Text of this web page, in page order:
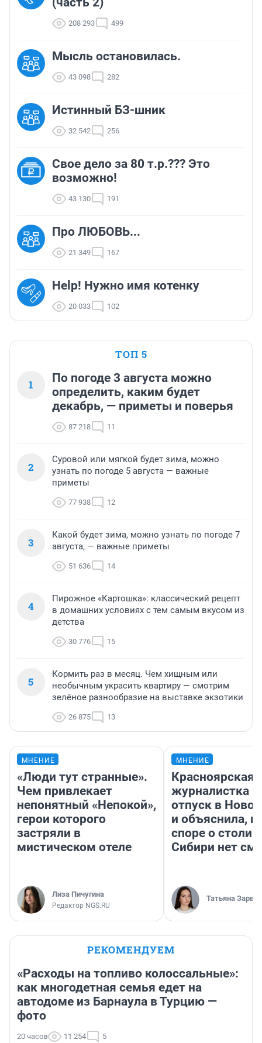
208 293 499
Мысль остановилась.
43 098 282
Истинный БЗ-шник
32 542 256
Свое дело за 80 т.р.??? Это
возможно!
43 130 191
Про ЛЮБОВЬ...
21 349 167
Help! Нужно имя котенку
20 033 102
ТОП 5
1
По погоде 3 августа можно
определить, каким будет
декабрь, — приметы и поверья
87 218 11
2
Суровой или мягкой будет зима, можно
узнать по погоде 5 августа — важные
приметы
77 938 12
3
Какой будет зима, можно узнать по погоде 7
августа, — важные приметы
51 636 14
4
Пирожное «Картошка»: классический рецепт
в домашних условиях с тем самым вкусом из
детства
30 776 15
5
Кормить раз в месяц. Чем хищным или
необычным украсить квартиру — смотрим
зелёное разнообразие на выставке экзотики
26 875 13
МНЕНИЕ
«Люди тут странные».
Чем привлекает
непонятный «Непокой»,
герои которого
застряли в
мистическом отеле
Лиза Пичугина
Редактор NGS.RU
МНЕНИЕ
Красноярская
журналистка
отпуск в
и объяснила,
споре о
Сибири нет
Татьяна Зарва
РЕКОМЕНДУЕМ
«Расходы на топливо колоссальные»:
как многодетная семья едет на
автодоме из Барнаула в Турцию —
фото
20 часов 11 254 5